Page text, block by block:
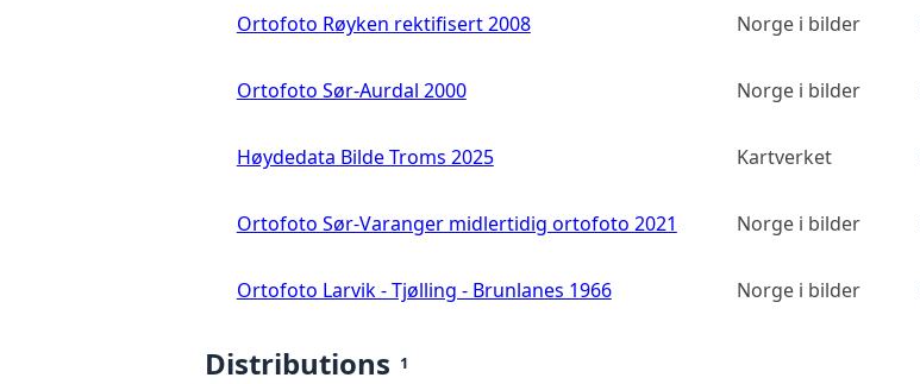
Ortofoto Røyken rektifisert 2008 Norge i bilder
Ortofoto Sør-Aurdal 2000 Norge i bilder
Høydedata Bilde Troms 2025 Kartverket
Ortofoto Sør-Varanger midlertidig ortofoto 2021 Norge i bilder
Ortofoto Larvik - Tjølling - Brunlanes 1966 Norge i bilder
Distributions 1